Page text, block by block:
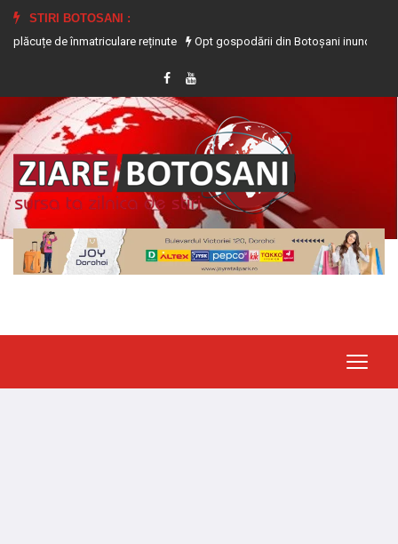
STIRI BOTOSANI :
înmatriculare reținute
Opt gospodării din Botoșani inundate în urma